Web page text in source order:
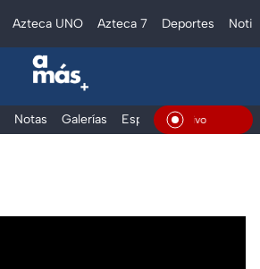
Azteca UNO Azteca 7 Deportes
Notas Galerías EspecialesEn Vivo